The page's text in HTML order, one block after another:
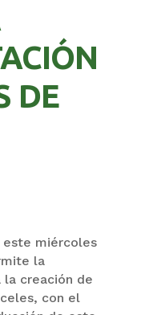
DE
este miércoles
la
la creación de
con el